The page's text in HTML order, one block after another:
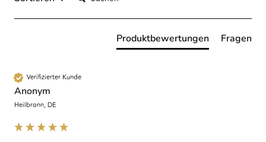
Produktbewertungen Fragen
Verifizierter Kunde
Anonym
Heilbronn, DE